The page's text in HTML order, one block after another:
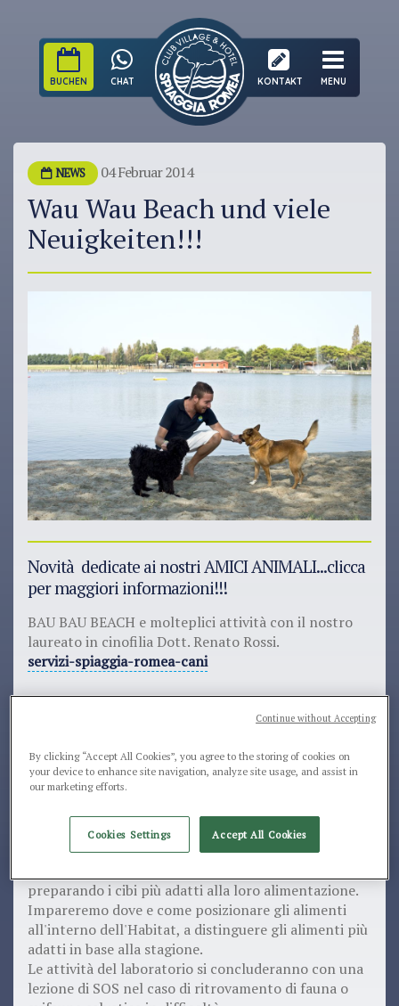
BUCHEN CHAT KONTAKT MENU
NEWS 04 Februar 2014
Wau Wau Beach und viele
Neuigkeiten!!!
Novità dedicate ai nostri AMICI ANIMALI...clicca
per maggiori informazioni!!!
BAU BAU BEACH e molteplici attività con il nostro
laureato in cinofilia Dott. Renato Rossi.
servizi-spiaggia-romea-cani
BIRDFEEDING con il MINI CLUB...la passione per la
natura e per i piccoli abitanti del nostro
1- IL RISTORANTE DEGLI UCCELLINI
Impareremo a distinguere gli uccelli che frequentano
i nostri giardini, cortili e terrazzi.
Impareremo come si alimentano in natura e come
preparando i cibi più adatti alla loro alimentazione.
Impareremo dove e come posizionare gli alimenti
all'interno dell'Habitat, a distinguere gli alimenti più
adatti in base alla stagione.
Le attività del laboratorio si concluderanno con una
lezione di SOS nel caso di ritrovamento di fauna o
By clicking “Accept All Cookies”, you agree to the storing of cookies on
your device to enhance site navigation, analyze site usage, and assist in
our marketing efforts.
Cookies Settings Accept All Cookies
Continue without Accepting